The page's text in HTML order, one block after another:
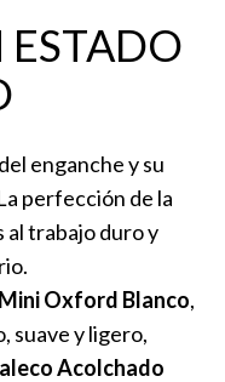
enganche y su
perfección de la
al trabajo duro y
Oxford Blanco,
suave y ligero,
Acolchado